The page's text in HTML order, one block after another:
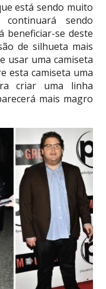
está sendo muito
sendo
beneficiar-se deste
de silhueta mais
usar uma camiseta
esta camiseta uma
criar uma linha
mais magro